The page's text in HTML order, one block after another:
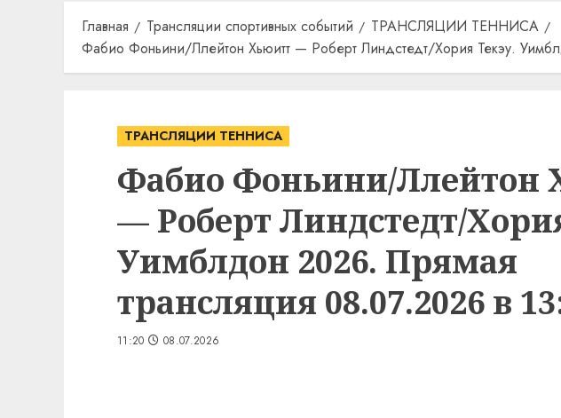
Главная Трансляции спортивных событий
ТРАНСЛЯЦИИ ТЕННИСА
Фабио Фоньини/Ллейтон Хьюитт — Роберт Линдстедт/Хория Текэу.
ТРАНСЛЯЦИИ ТЕННИСА
Фабио Фоньини/Ллейтон
— Роберт Линдстедт/
Уимблдон 2026. Прямая
трансляция 08.07.2026 в
11:20 08.07.2026